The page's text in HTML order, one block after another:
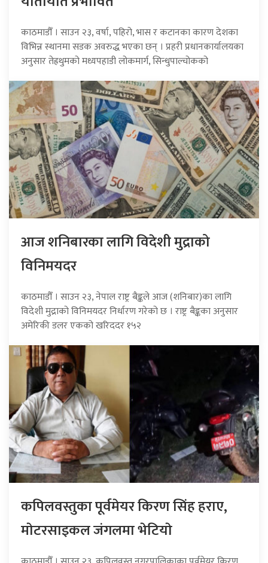
काठमाडौँ । साउन २३, वर्षा, पहिरो, भास र कटानका कारण देशका
विभिन्न स्थानमा सडक अवरुद्ध भएका छन् । प्रहरी प्रधानकार्यालयका
अनुसार तेह्रथुमको मध्यपहाडी लोकमार्ग, सिन्धुपाल्चोकको
आज शनिबारका लागि विदेशी मुद्राको
विनिमयदर
काठमाडौँ । साउन २३, नेपाल राष्ट्र बैङ्कले आज (शनिबार)का लागि
विदेशी मुद्राको विनिमयदर निर्धारण गरेको छ । राष्ट्र बैङ्कका अनुसार
अमेरिकी डलर एकको खरिददर १५२
कपिलवस्तुका पूर्वमेयर किरण सिंह हराए,
माेटरसाइकल जंगलमा भेटियाे